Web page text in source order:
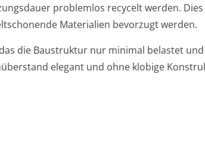
problemlos recycelt werden.
Materialien bevorzugt werden.
die Baustruktur nur minimal belastet
elegant und ohne klobige